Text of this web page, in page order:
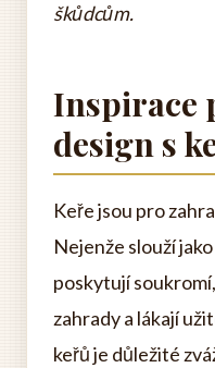
škůdcům.
Inspirace
design s
Keře jsou pro
Nejenže slouží
poskytují
zahrady a lákají
keřů je důležité